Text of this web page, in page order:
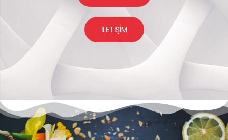
İLETIŞIM